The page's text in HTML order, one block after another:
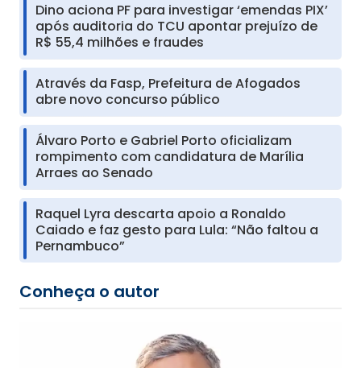
Dino aciona PF para investigar ‘emendas PIX’
após auditoria do TCU apontar prejuízo de
R$ 55,4 milhões e fraudes
Através da Fasp, Prefeitura de Afogados
abre novo concurso público
Álvaro Porto e Gabriel Porto oficializam
rompimento com candidatura de Marília
Arraes ao Senado
Raquel Lyra descarta apoio a Ronaldo
Caiado e faz gesto para Lula: “Não faltou a
Pernambuco”
Conheça o autor